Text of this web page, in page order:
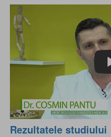
Play
Rezultatele studiului